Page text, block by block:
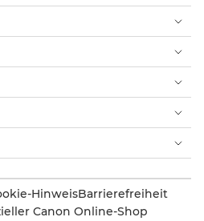
HinweisBarrierefreiheit
Canon Online-Shop